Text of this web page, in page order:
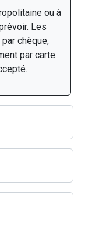
ou à
Les
chèque,
par carte